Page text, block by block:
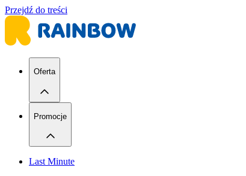
Przejdź do treści
Oferta
Promocje
Last Minute